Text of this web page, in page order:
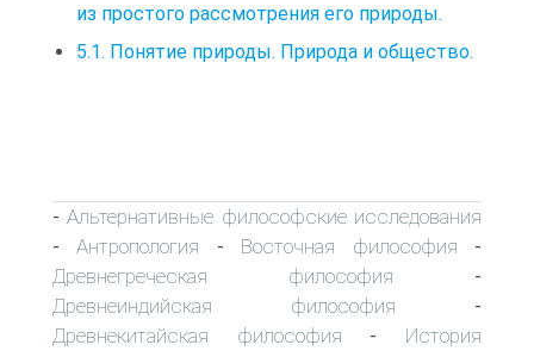
из простого рассмотрения его природы.
5.1. Понятие природы. Природа и общество.
-Альтернативные философские исследования
-Антропология - Восточная философия -
Древнегреческая философия -
Древнеиндийская философия -
Древнекитайская философия - История